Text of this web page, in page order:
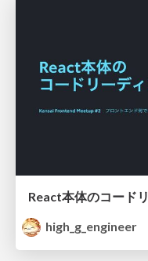
React本体のコード
high_g_engineer